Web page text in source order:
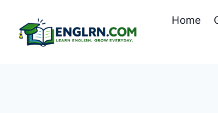
content
Home